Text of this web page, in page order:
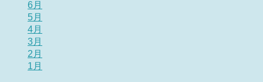
6月
5月
4月
3月
2月
1月